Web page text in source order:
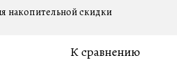
накопительной скидки
К сравнению